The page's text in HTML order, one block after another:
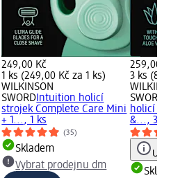
249,00 Kč
1 ks (249,00 Kč za 1 ks)
WILKINSON
SWORD Intuition holicí
strojek Complete Care Mini
+ 1..., 1 ks
(35)
Skladem
Vybrat prodejnu dm
259,00
3 ks
SWORD
holicí
&..., 3 ks